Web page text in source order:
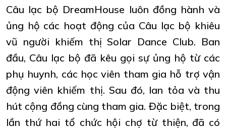
Câu lạc bộ DreamHouse luôn đồng hành và
ủng hộ các hoạt động của Câu lạc bộ khiêu
vũ người khiếm thị Solar Dance Club. Ban
đầu, Câu lạc bộ đã kêu gọi sự ủng hộ từ các
phụ huynh, các học viên tham gia hỗ trợ vận
động viên khiếm thị. Sau đó, lan tỏa và thu
hút cộng đồng cùng tham gia. Đặc biệt, trong
lần thứ hai tổ chức hội chợ từ thiện, đã có